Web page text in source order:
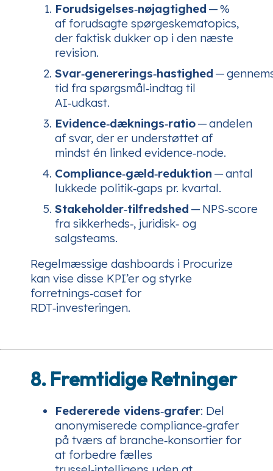
Forudsigelses‑nøjagtighed — %
af forudsagte spørgeskematopics,
der faktisk dukker op i den næste
revision.
Svar‑genererings‑hastighed —
tid fra spørgsmål‑indtag til
AI‑udkast.
Evidence‑dæknings‑ratio— andelen
af svar, der er understøttet af
mindst én linked evidence‑node.
Compliance‑gæld‑reduktion — antal
lukkede politik‑gaps pr. kvartal.
Stakeholder‑tilfredshed — NPS‑score
fra sikkerheds‑, juridisk‑ og
salgsteams.
Regelmæssige dashboards i Procurize
kan vise disse KPI’er og styrke
forretnings‑caset for
RDT‑investeringen.
8. Fremtidige Retninger
Federerede videns‑grafer: Del
anonymiserede compliance‑grafer
på tværs af branche‑konsortier for
at forbedre fælles